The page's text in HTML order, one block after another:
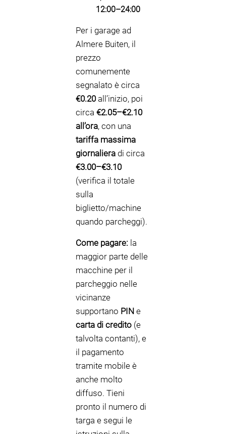
12:00–24:00
Per i garage ad
Almere Buiten, il
prezzo
comunemente
segnalato è circa
€0.20all’inizio, poi
circa €2.05–€2.10
all’ora, con una
tariffa massima
giornaliera di circa
€3.00–€3.10
(verifica il totale
sulla
biglietto/machine
quando parcheggi).
Come pagare: la
maggior parte delle
macchine per il
parcheggio nelle
vicinanze
supportano PIN e
carta di credito (e
talvolta contanti), e
il pagamento
tramite mobile è
anche molto
diffuso. Tieni
pronto il numero di
targa e segui le